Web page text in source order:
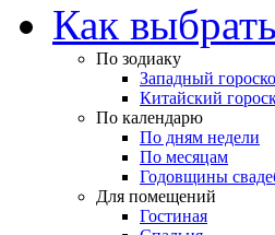
Как
По зодиаку
Западный
Китайский
По календарю
По дням недели
По месяцам
Годовщины
Для помещений
Гостиная